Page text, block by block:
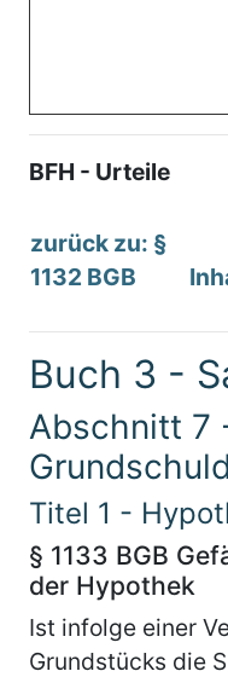
BFH - Urteile
zurück zu: §
1132 BGB
Buch 3 -
Abschnitt 7
Titel 1 -
§ 1133 BGB
der Hypothek
Ist infolge einer
Grundstücks die